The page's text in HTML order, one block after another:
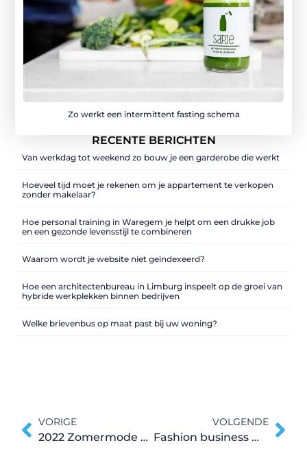
Zo werkt een intermittent fasting schema
RECENTE BERICHTEN
Van werkdag tot weekend zo bouw je een garderobe die werkt
Hoeveel tijd moet je rekenen om je appartement te verkopen
zonder makelaar?
Hoe personal training in Waregem je helpt om een drukke job
en een gezonde levensstijl te combineren
Waarom wordt je website niet geïndexeerd?
Hoe een architectenbureau in Limburg inspeelt op de groei van
hybride werkplekken binnen bedrijven
Welke brievenbus op maat past bij uw woning?
VORIGE
2022 Zomermode voor reizende heren
VOLGENDE
Fashion business management